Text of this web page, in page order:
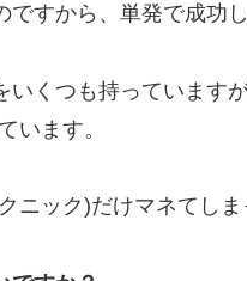
すから、単発で成功
いくつも持っています
います。
ニック)だけマネてし